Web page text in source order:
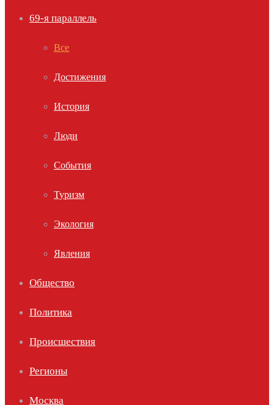
69-я параллель
Все
Достижения
История
Люди
События
Туризм
Экология
Явления
Общество
Политика
Происшествия
Регионы
Москва